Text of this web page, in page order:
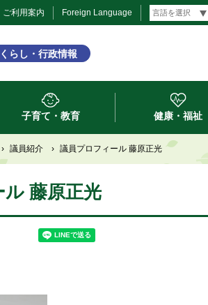
ご利用案内 Foreign Language
くらし・行政情報
子育て・教育 健康・福祉
› 議員紹介 › 議員プロフィール 藤原正光
藤原正光